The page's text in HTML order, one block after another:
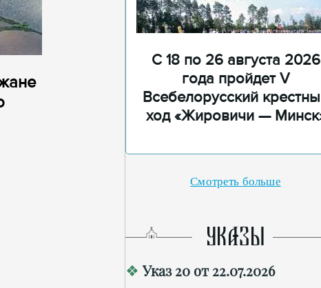
С 18 по 26 августа 2026
года пройдет V
Всебелорусский
ход «Жировичи —
Смотреть больше
УКАЗЫ
Указ 20 от 22.07.2026